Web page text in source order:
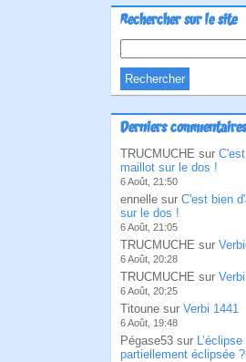
Rechercher sur le site
Derniers commentaires
TRUCMUCHE sur
maillot sur le dos !
6 Août, 21:50
ennelle sur C'est bien
sur le dos !
6 Août, 21:05
TRUCMUCHE sur
6 Août, 20:28
TRUCMUCHE sur
6 Août, 20:25
Titoune sur Verbi 1441
6 Août, 19:48
Pégase53 sur
partiellement éclipsée ?